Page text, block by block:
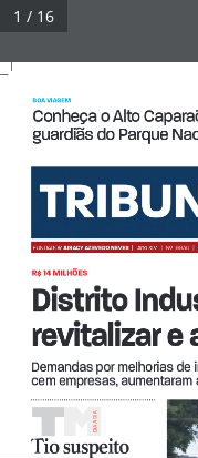
Pular
o
conteúdo
Tribuna
© 2026 Tribuna
Conheça o Alto
guardiãs do Parque
BOA VIAGEM
R$ 14 MILHÕES
Distrito
revitalizar e
Demandas por melhorias de
cem empresas,
Tio suspeito
Di
A A DiA
FUNDADOR JURACY AZEVEDO NEVES Ano XLV   |   Nº  9.930   |
1 / 16